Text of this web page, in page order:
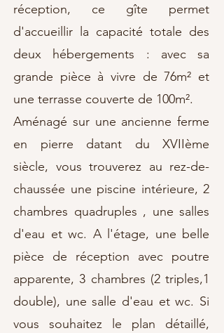
réception, ce gîte permet
d'accueillir la capacité totale des
deux hébergements : avec sa
grande pièce à vivre de 76m² et
une terrasse couverte de 100m².
Aménagé sur une ancienne ferme
en pierre datant du XVIIème
siècle, vous trouverez au rez-de-
chaussée une piscine intérieure, 2
chambres quadruples , une salles
d'eau et wc. A l'étage, une belle
pièce de réception avec poutre
apparente, 3 chambres (2 triples,1
double), une salle d'eau et wc. Si
vous souhaitez le plan détaillé,